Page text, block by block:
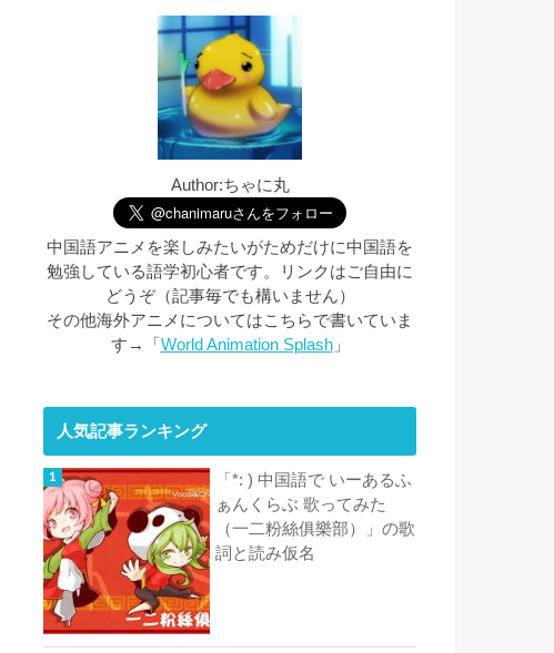
Author:ちゃに丸
中国語アニメを楽しみたいがためだけに中国語を
勉強している語学初心者です。リンクはご自由に
どうぞ（記事毎でも構いません）
その他海外アニメについてはこちらで書いていま
す→「 World Animation Splash」
人気記事ランキング
「*: ) 中国語で いーあるふ
ぁんくらぶ 歌ってみた
（一二粉絲俱樂部）」の歌
詞と読み仮名